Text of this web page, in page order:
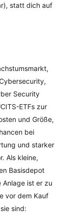
statt dich auf
Security
ETFs zur
und Größe,
bei
und starker
Als kleine,
Basisdepot
Anlage ist er zu
vor dem Kauf
sind: